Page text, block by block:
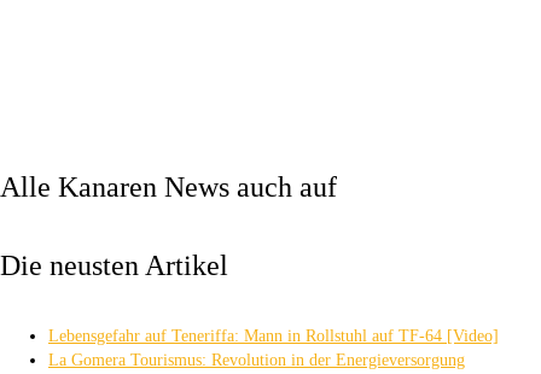
Alle Kanaren News auch auf
Die neusten Artikel
Lebensgefahr auf Teneriffa: Mann in Rollstuhl auf TF-64 [Video]
La Gomera Tourismus: Revolution in der Energieversorgung